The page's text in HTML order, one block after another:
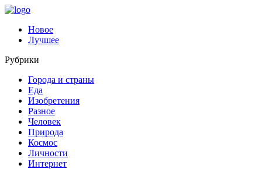
Новое
Лучшее
Рубрики
Города и страны
Еда
Изобретения
Разное
Человек
Природа
Космос
Личности
Интернет